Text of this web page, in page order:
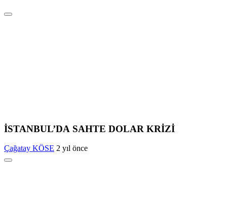
İSTANBUL’DA SAHTE DOLAR KRİZİ
Çağatay KÖSE 2 yıl önce